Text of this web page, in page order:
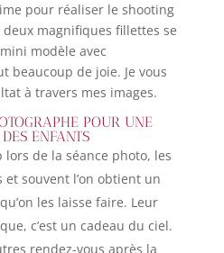
pour réaliser le shooting
magnifiques fillettes se
modèle avec
beaucoup de joie. Je vous
à travers mes images.
POUR UNE
ENFANTS
lors de la séance photo, les
souvent l’on obtient un
les laisse faire. Leur
c’est un cadeau du ciel.
rendez-vous après la